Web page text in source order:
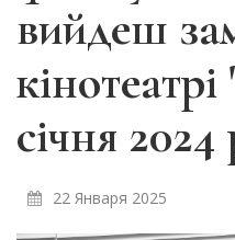
вийдеш
січня
22 Января 2025